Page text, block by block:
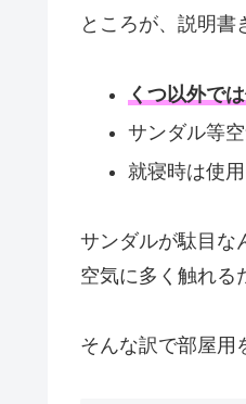
ところが、説明書
くつ以外で
サンダル等
就寝時は使
サンダルが駄目な
空気に多く触れる
そんな訳で部屋用